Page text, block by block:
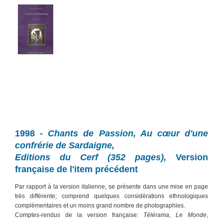
1998 - Chants de Passion, Au cœur d'une
confrérie de Sardaigne,
Editions du Cerf (352 pages), Version
française de l'item précédent
Par rapport à la version italienne, se présente dans une mise en page
très différente; comprend quelques considérations ethnologiques
complémentaires et un moins grand nombre de photographies.
Comptes-rendus de la version française: Télérama, Le Monde,